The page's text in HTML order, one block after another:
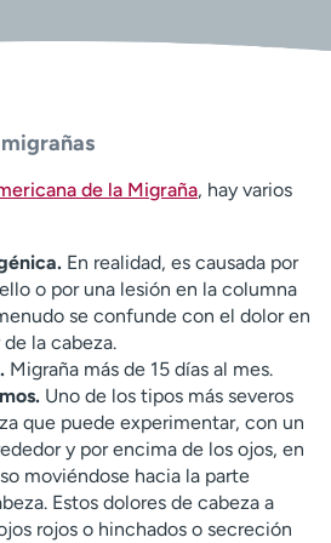
de la Migraña, hay varios
En realidad, es causada por
o por una lesión en la columna
se confunde con el dolor en
la cabeza.
Migraña más de 15 días al mes.
Uno de los tipos más severos
que puede experimentar, con un
y por encima de los ojos, en
moviéndose hacia la parte
Estos dolores de cabeza a
rojos o hinchados o secreción